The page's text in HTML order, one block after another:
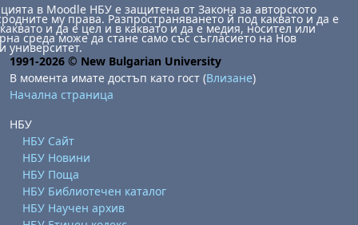
в Moodle НБУ е защитена от Закона за авторското
му права. Разпространяването й под каквато и да е
и да е цел и в каквато и да е медия, носител или
среда може да стане само със съгласието на Нов
университет.
1991-2026 © New Bulgarian University
В момента имате достъп като гост (Влизане)
Начална страница
НБУ
НБУ Сайт
НБУ Новини
НБУ Поща
НБУ Библиотечен каталог
НБУ Научен архив